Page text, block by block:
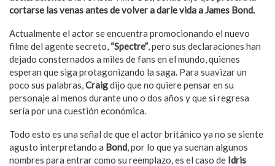
cortarse las venas antes de volver a darle vida a James Bond.
Actualmente el actor se encuentra promocionando el nuevo
filme del agente secreto, “Spectre”, pero sus declaraciones han
dejado consternados a miles de fans en el mundo, quienes
esperan que siga protagonizando la saga. Para suavizar un
poco sus palabras,Craigdijo que no quiere pensar en su
personaje al menos durante uno o dos años y que si regresa
sería por una cuestión económica.
Todo esto es una señal de que el actor británico ya no se siente
agusto interpretando a Bond, por lo que ya suenan algunos
nombres para entrar como su reemplazo, es el caso de Idris